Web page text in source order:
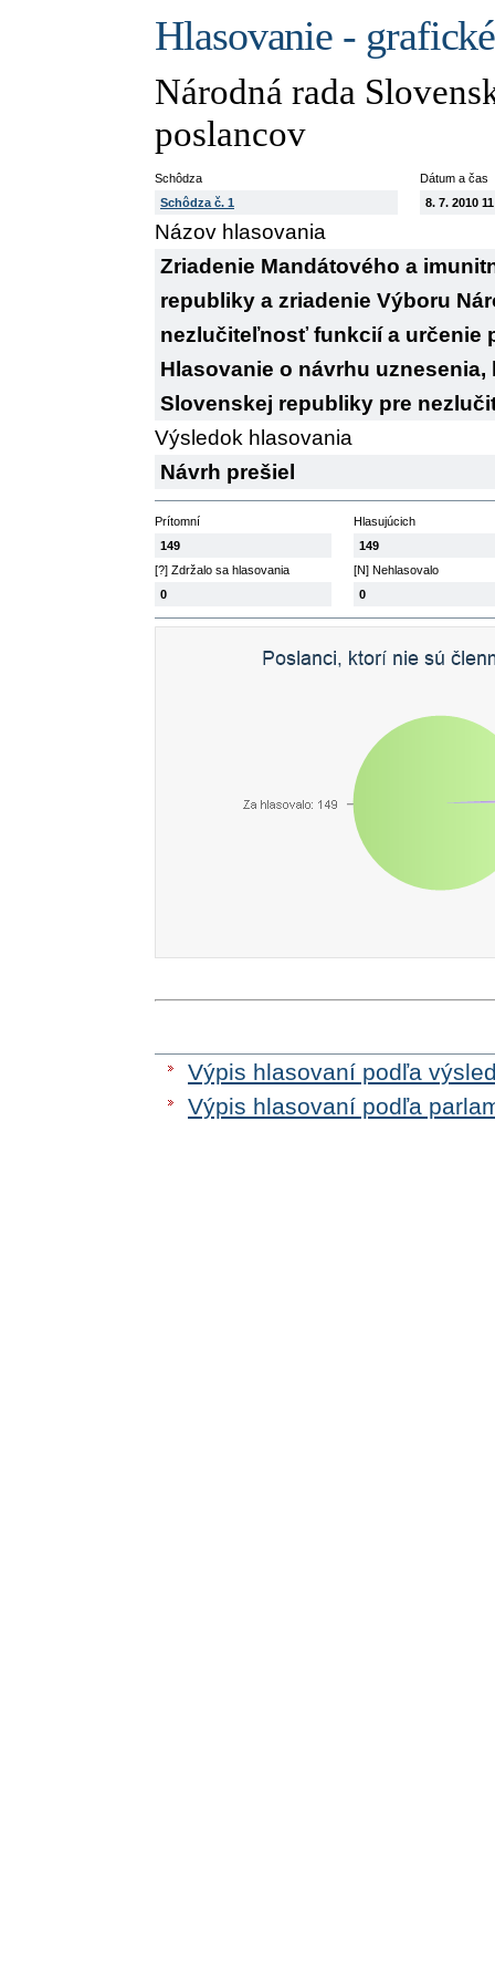
Hlasovanie -
Národná rada
poslancov
Schôdza
Schôdza č. 1
Dátum a čas
8. 7. 2010
Názov hlasovania
Zriadenie Mandátového a
republiky a zriadenie Výboru
nezlučiteľnosť funkcií a určenie
Hlasovanie o návrhu
Slovenskej republiky pre
Výsledok hlasovania
Návrh prešiel
Prítomní
149
Hlasujúcich
149
[?] Zdržalo sa hlasovania
0
[N] Nehlasovalo
0
Výpis hlasovaní podľa
Výpis hlasovaní podľa